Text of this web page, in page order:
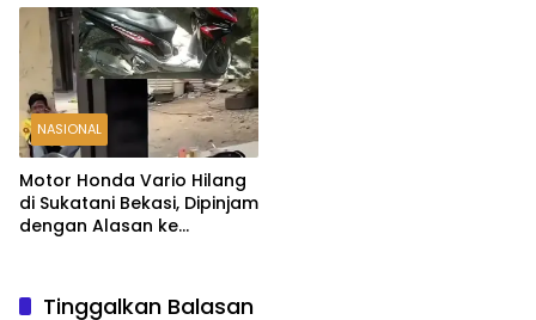
NASIONAL
Motor Honda Vario Hilang
di Sukatani Bekasi, Dipinjam
dengan Alasan ke
Tinggalkan Balasan